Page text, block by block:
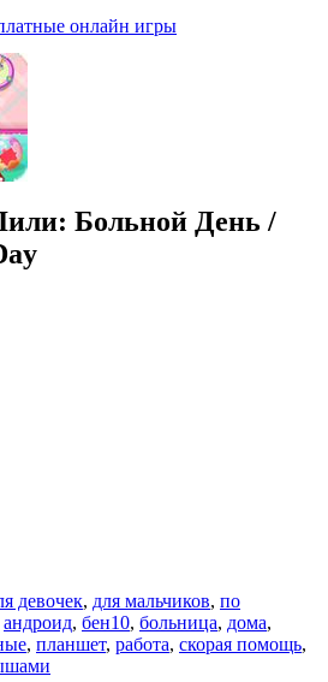
Больной День /
девочек, для мальчиков, по
андроид, бен10, больница, дома,
, планшет, работа, скорая помощь,